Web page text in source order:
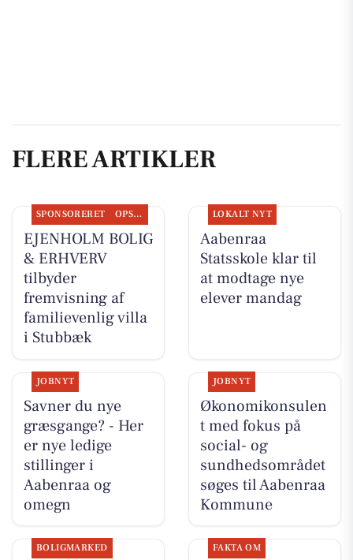
FLERE ARTIKLER
SPONSORERET OPSLAGSTAVLEN
EJENHOLM BOLIG
& ERHVERV
tilbyder
fremvisning af
familievenlig villa
i Stubbæk
LOKALT NYT
Aabenraa
Statsskole klar til
at modtage nye
elever mandag
JOBNYT
Savner du nye
græsgange? - Her
er nye ledige
stillinger i
Aabenraa og
omegn
JOBNYT
Økonomikonsulen
t med fokus på
social- og
sundhedsområdet
søges til Aabenraa
Kommune
BOLIGMARKED FAKTA OM